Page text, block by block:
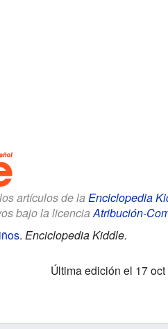
artículos de la Enciclopedia
bajo la licenciaAtribución-
. Enciclopedia Kiddle.
Última edición el 17